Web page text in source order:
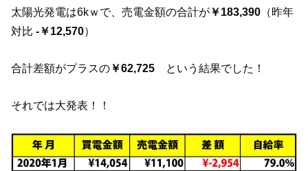
太陽光発電は6kｗで、売電金額の合計が￥183,390 （昨年
対比 -￥12,570）
合計差額がプラスの￥62,725 という結果でした！
それでは大発表！！